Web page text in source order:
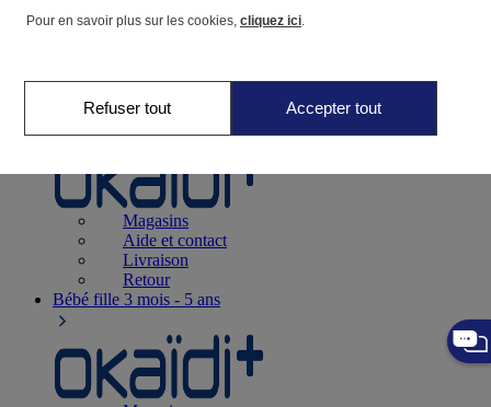
Naissance0-12 mois
Magasins
Aide et contact
Livraison
Retour
Bébé fille 3 mois - 5 ans
Pour en savoir plus sur les cookies, cliquez ici.
Refuser tout Accepter tout